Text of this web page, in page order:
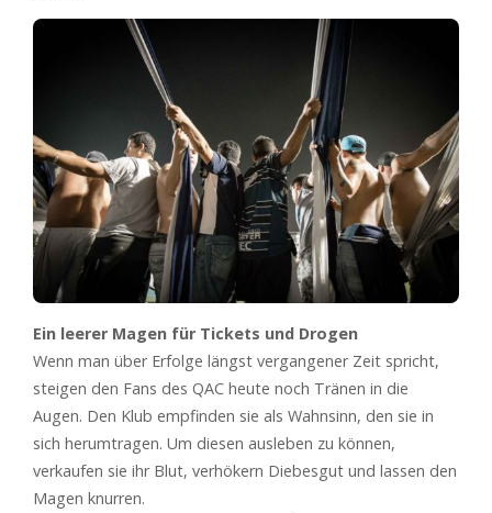
Ein leerer Magen für Tickets und Drogen
Wenn man über Erfolge längst vergangener Zeit spricht,
steigen den Fans des QAC heute noch Tränen in die
Augen. Den Klub empfinden sie als Wahnsinn, den sie in
sich herumtragen. Um diesen ausleben zu können,
verkaufen sie ihr Blut, verhökern Diebesgut und lassen den
Magen knurren.